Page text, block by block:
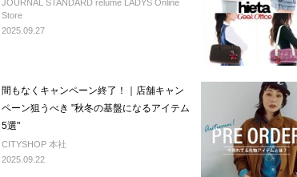
JOURNAL STANDARD relume LADYS Online
Store
2025.09.27
間もなくキャンペーン終了！｜店舗キャン
ペーン狙うべき "秋冬の基盤になるアイテム
5選"
CITYSHOP 本社
2025.09.22